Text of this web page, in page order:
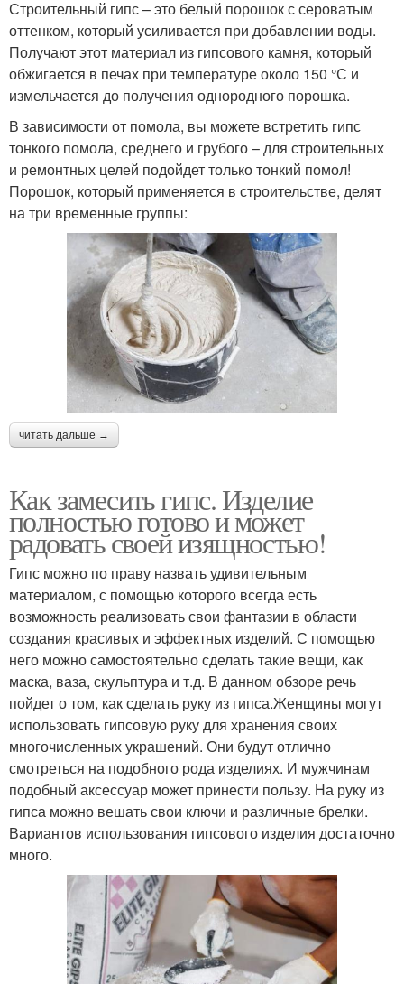
Строительный гипс – это белый порошок с сероватым
оттенком, который усиливается при добавлении воды.
Получают этот материал из гипсового камня, который
обжигается в печах при температуре около 150 °С и
измельчается до получения однородного порошка.
В зависимости от помола, вы можете встретить гипс
тонкого помола, среднего и грубого – для строительных
и ремонтных целей подойдет только тонкий помол!
Порошок, который применяется в строительстве, делят
на три временные группы:
читать дальше →
Как замесить гипс. Изделие
полностью готово и может
радовать своей изящностью!
Гипс можно по праву назвать удивительным
материалом, с помощью которого всегда есть
возможность реализовать свои фантазии в области
создания красивых и эффектных изделий. С помощью
него можно самостоятельно сделать такие вещи, как
маска, ваза, скульптура и т.д. В данном обзоре речь
пойдет о том, как сделать руку из гипса.Женщины могут
использовать гипсовую руку для хранения своих
многочисленных украшений. Они будут отлично
смотреться на подобного рода изделиях. И мужчинам
подобный аксессуар может принести пользу. На руку из
гипса можно вешать свои ключи и различные брелки.
Вариантов использования гипсового изделия достаточно
много.